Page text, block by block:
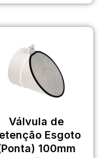
Válvula de
Esgoto
100mm